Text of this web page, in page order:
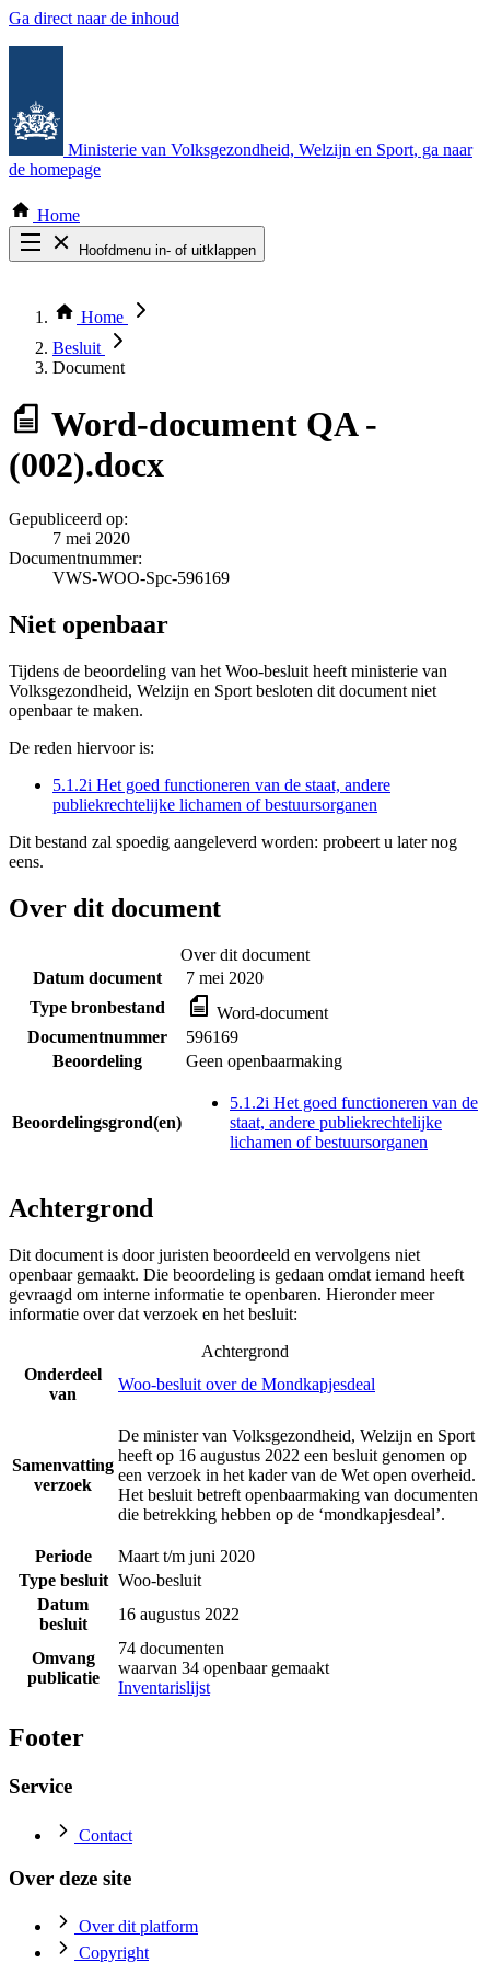
Ga direct naar de inhoud
Ministerie van Volksgezondheid, Welzijn en Sport, ga naar
de homepage
Home
Hoofdmenu in- of uitklappen
Thema COVID-19
Bekijk per bestuursorgaan
Home
Besluit
Document
Word-document QA -
(002).docx
Gepubliceerd op:
7 mei 2020
Documentnummer:
VWS-WOO-Spc-596169
Niet openbaar
Tijdens de beoordeling van het Woo-besluit heeft ministerie van
Volksgezondheid, Welzijn en Sport besloten dit document niet
openbaar te maken.
De reden hiervoor is:
5.1.2i Het goed functioneren van de staat, andere
publiekrechtelijke lichamen of bestuursorganen
Dit bestand zal spoedig aangeleverd worden: probeert u later nog
eens.
Over dit document
Over dit document
Datum document
7 mei 2020
Type bronbestand
Word-document
Documentnummer
596169
Beoordeling
Geen openbaarmaking
Beoordelingsgrond(en)
5.1.2i Het goed functioneren van de
staat, andere publiekrechtelijke
lichamen of bestuursorganen
Achtergrond
Dit document is door juristen beoordeeld en vervolgens niet
openbaar gemaakt. Die beoordeling is gedaan omdat iemand heeft
gevraagd om interne informatie te openbaren. Hieronder meer
informatie over dat verzoek en het besluit:
Achtergrond
Onderdeel
van
Woo-besluit over de Mondkapjesdeal
Samenvatting
verzoek
De minister van Volksgezondheid, Welzijn en Sport
heeft op 16 augustus 2022 een besluit genomen op
een verzoek in het kader van de Wet open overheid.
Het besluit betreft openbaarmaking van documenten
die betrekking hebben op de ‘mondkapjesdeal’.
Periode
Maart t/m juni 2020
Type besluit Woo-besluit
Datum
besluit
16 augustus 2022
Omvang
publicatie
74 documenten
waarvan 34 openbaar gemaakt
Inventarislijst
Footer
Service
Contact
Over deze site
Over dit platform
Copyright